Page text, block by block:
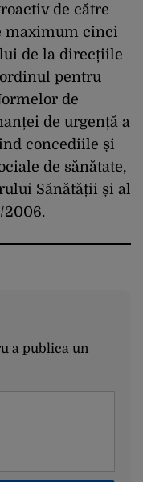
de către
maximum cinci
de la direcțiile
pentru
de
de urgență a
concediile și
de sănătate,
Sănătății și al
2006.
a publica un